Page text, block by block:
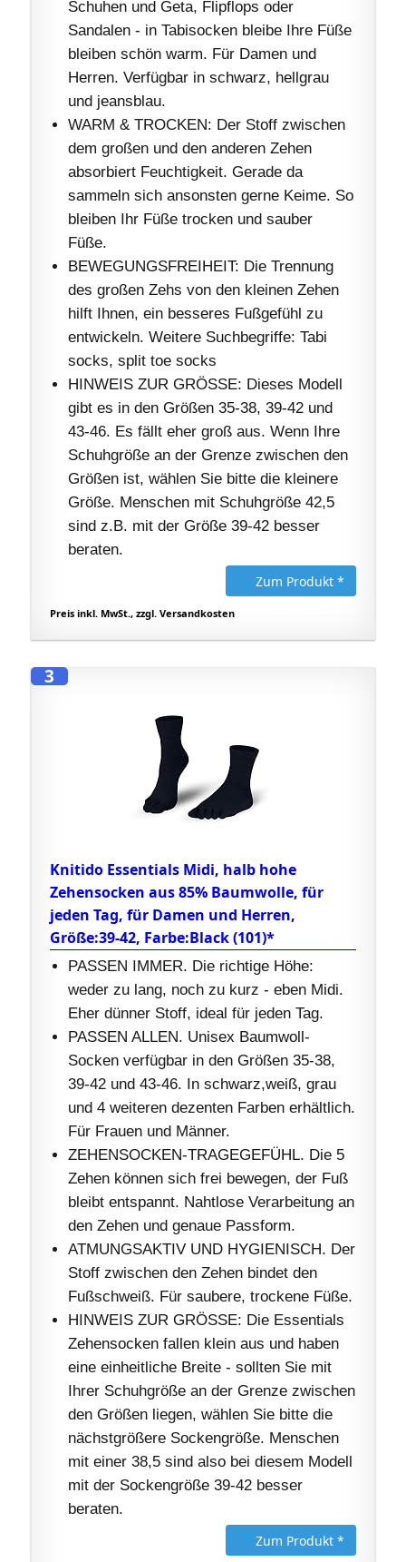
Schuhen und Geta, Flipflops oder
Sandalen - in Tabisocken bleibe Ihre Füße
bleiben schön warm. Für Damen und
Herren. Verfügbar in schwarz, hellgrau
und jeansblau.
WARM & TROCKEN: Der Stoff zwischen
dem großen und den anderen Zehen
absorbiert Feuchtigkeit. Gerade da
sammeln sich ansonsten gerne Keime. So
bleiben Ihr Füße trocken und sauber
Füße.
BEWEGUNGSFREIHEIT: Die Trennung
des großen Zehs von den kleinen Zehen
hilft Ihnen, ein besseres Fußgefühl zu
entwickeln. Weitere Suchbegriffe: Tabi
socks, split toe socks
HINWEIS ZUR GRÖSSE: Dieses Modell
gibt es in den Größen 35-38, 39-42 und
43-46. Es fällt eher groß aus. Wenn Ihre
Schuhgröße an der Grenze zwischen den
Größen ist, wählen Sie bitte die kleinere
Größe. Menschen mit Schuhgröße 42,5
sind z.B. mit der Größe 39-42 besser
beraten.
Zum Produkt *
Preis inkl. MwSt., zzgl. Versandkosten
3
Knitido Essentials Midi, halb hohe
Zehensocken aus 85% Baumwolle, für
jeden Tag, für Damen und Herren,
Größe:39-42, Farbe:Black (101)*
PASSEN IMMER. Die richtige Höhe:
weder zu lang, noch zu kurz - eben Midi.
Eher dünner Stoff, ideal für jeden Tag.
PASSEN ALLEN. Unisex Baumwoll-
Socken verfügbar in den Größen 35-38,
39-42 und 43-46. In schwarz,weiß, grau
und 4 weiteren dezenten Farben erhältlich.
Für Frauen und Männer.
ZEHENSOCKEN-TRAGEGEFÜHL. Die 5
Zehen können sich frei bewegen, der Fuß
bleibt entspannt. Nahtlose Verarbeitung an
den Zehen und genaue Passform.
ATMUNGSAKTIV UND HYGIENISCH. Der
Stoff zwischen den Zehen bindet den
Fußschweiß. Für saubere, trockene Füße.
HINWEIS ZUR GRÖSSE: Die Essentials
Zehensocken fallen klein aus und haben
eine einheitliche Breite - sollten Sie mit
Ihrer Schuhgröße an der Grenze zwischen
den Größen liegen, wählen Sie bitte die
nächstgrößere Sockengröße. Menschen
mit einer 38,5 sind also bei diesem Modell
mit der Sockengröße 39-42 besser
beraten.
Zum Produkt *